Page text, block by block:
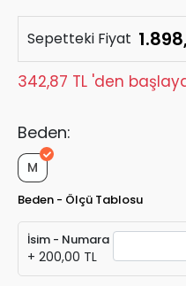
Sepetteki Fiyat
342,87 TL 'den
Beden:
M
Beden - Ölçü Tablosu
İsim - Numara
+ 200,00 TL